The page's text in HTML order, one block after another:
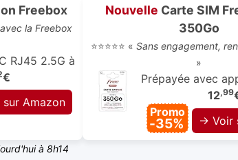
Freebox
la Freebox
RJ45 2.5G à
€
Amazon
Nouvelle Carte SIM
350Go
⭐⭐⭐⭐⭐ « Sans engagement,
»
Prépayée avec
12,99
Promo
-35% → Voir
à 8h14